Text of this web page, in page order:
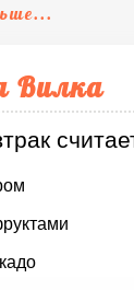
Вилка